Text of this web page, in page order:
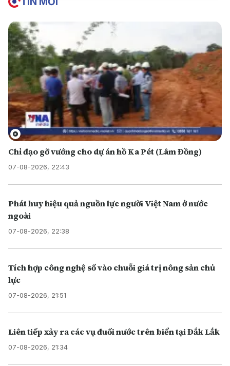
Chỉ đạo gỡ vướng cho dự án hồ Ka Pét (Lâm Đồng)
07-08-2026, 22:43
Phát huy hiệu quả nguồn lực người Việt Nam ở nước
ngoài
07-08-2026, 22:38
Tích hợp công nghệ số vào chuỗi giá trị nông sản chủ
lực
07-08-2026, 21:51
Liên tiếp xảy ra các vụ đuối nước trên biển tại Đắk Lắk
07-08-2026, 21:34